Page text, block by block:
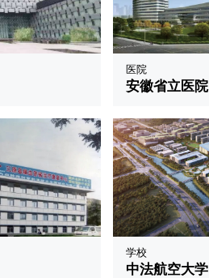
医院
安徽省立医院
学校
中法航空大学